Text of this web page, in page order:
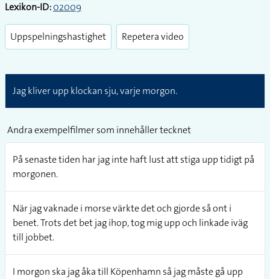
Lexikon-ID:02009
Uppspelningshastighet Repetera video
Jag kliver upp klockan sju, varje morgon.
Andra exempelfilmer som innehåller tecknet
På senaste tiden har jag inte haft lust att stiga upp tidigt på
morgonen.
När jag vaknade i morse värkte det och gjorde så ont i
benet. Trots det bet jag ihop, tog mig upp och linkade iväg
till jobbet.
I morgon ska jag åka till Köpenhamn så jag måste gå upp